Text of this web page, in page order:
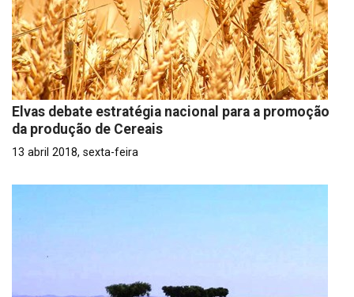
Elvas debate estratégia nacional para a promoção
da produção de Cereais
13 abril 2018, sexta-feira